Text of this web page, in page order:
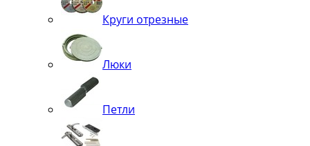
Круги отрезные
Люки
Петли